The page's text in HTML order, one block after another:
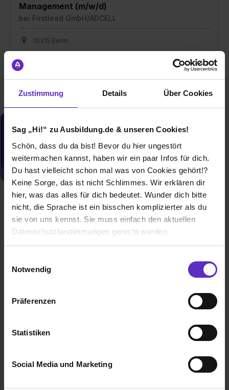
Zustimmung Details Über Cookies
Sag „Hi!“ zu Ausbildung.de & unseren Cookies!
Schön, dass du da bist! Bevor du hier ungestört
weitermachen kannst, haben wir ein paar Infos für dich.
Du hast vielleicht schon mal was von Cookies gehört!?
Keine Sorge, das ist nicht Schlimmes. Wir erklären dir
hier, was das alles für dich bedeutet. Wunder dich bitte
nicht, die Sprache ist ein bisschen komplizierter als du
sie von uns kennst. Sie muss einfach den aktuellen
Datenschutzbestimmungen gerecht werden.
Benutzung der Webseite getroffenen Einstellungen zu
Webseite zu analysieren („Statistiken“), um
Informationen zu deiner Verwendung unserer Website an
Analysen weiterzugeben und um Inhalte und Anzeigen zu
Notwendig
Präferenzen
Statistiken
Social Media und Marketing
Management (m/w/d)
bei Firstlead GmbH/ADCELL
10315 Berlin
Du möchtest neue Stellen automatisch
Jetzt aktivieren
Rosenfelder Straße 15-16
+49 30 609 83 61 87
Gründungsjahr 2003
Mitarbeiter 45